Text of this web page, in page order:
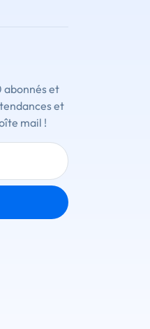
abonnés et
et
mail !